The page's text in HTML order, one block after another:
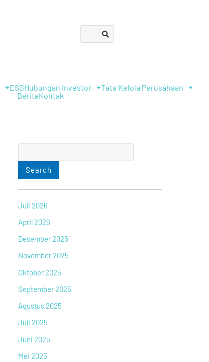
ESGHubungan Investor
Tata Kelola Perusahaan
BeritaKontak
Search
Juli 2026
April 2026
Desember 2025
November 2025
Oktober 2025
September 2025
Agustus 2025
Juli 2025
Juni 2025
Mei 2025